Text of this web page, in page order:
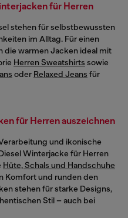
für Herren
stehen für selbstbewussten
im Alltag. Für einen
die warmen Jacken ideal mit
Herren Sweatshirts sowie
oder Relaxed Jeans für
für Herren auszeichnen
und ikonische
Winterjacke für Herren
Hüte, Schals und Handschuhe
Komfort und runden den
stehen für starke Designs,
Stil – auch bei